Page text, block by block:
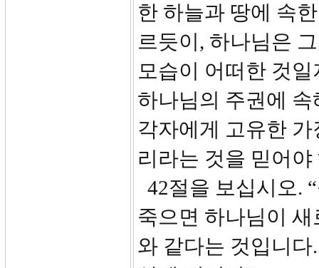
한 하늘과 땅에 속
르듯이, 하나님은
모습이 어떠한 것
하나님의 주권에
각자에게 고유한
리라는 것을 믿어
42절을 보십시오.
죽으면 하나님이
와 같다는 것입니